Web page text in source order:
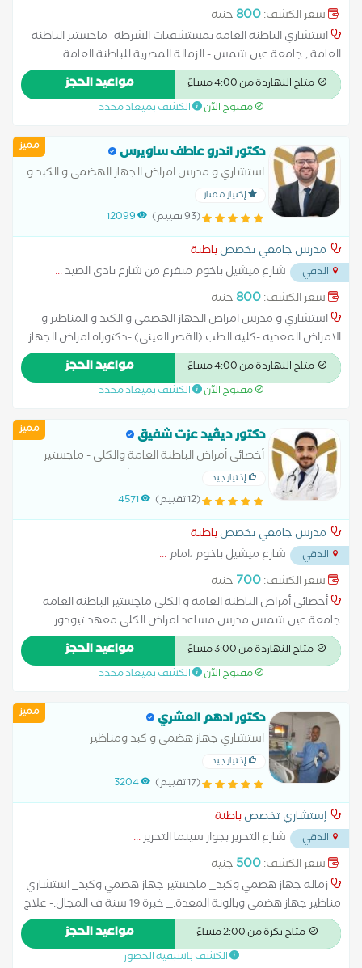
سعر الكشف:800جنيه
استشاري الباطنة العامة بمستشفيات الشرطة- ماجستير الباطنة
العامة , جامعة عين شمس - الزمالة المصرية للباطنة العامة.
متاح النهاردة من 4:00 مساءً مواعيد الحجز
مفتوح الآن الكشف بميعاد محدد
مميز دكتور اندرو عاطف ساويرس
استشاري و مدرس امراض الجهاز الهضمى و الكبد و
المناظير و الامراض المعديه وفحص الموجات
الصوتيه البطن (سونار) الامعاء -كليه الطب (القصر
العينى).
إختيار ممتاز
(93 تقييم) 12099
مدرس جامعي تخصصباطنة
الدقي شارع ميشيل باخوم متفرع من شارع نادى الصيد...
سعر الكشف:800جنيه
استشاري و مدرس امراض الجهاز الهضمى و الكبد و المناظير و
الامراض المعديه -كليه الطب (القصر العينى) -دكتوراه امراض الجهاز
الهضمي و المناظير و الكبد -عضو فريق زراعة الكبد بالقصر العيني -
عضو فريق التوعيه لمرضى نقص المناعه المكتسب (HIV) -منسق
وحدة امراض الدهني بكلة الطب القصر العيني
متاح النهاردة من 4:00 مساءً مواعيد الحجز
مفتوح الآن الكشف بميعاد محدد
مميز دكتور ديڤيد عزت شفيق
أخصائي أمراض الباطنة العامة والكلى - ماجستير
الباطنة العامة - جامعة عين شمس - مدرس
مساعد امراض الكلى -معهد تيودور بلهارس
إختيار جيد
(12 تقييم) 4571
مدرس جامعي تخصصباطنة
الدقي شارع ميشيل باخوم ،امام...
سعر الكشف:700 جنيه
أخصائى أمراض الباطنة العامة و الكلى ماچستير الباطنة العامة -
جامعة عين شمس مدرس مساعد امراض الكلى معهد تيودور
بلهارس متابعة حالات القصور الكلوى الحاد و المزمن متابعة مرضى
غسيل الكلى متابعة حالات السكر و قصور ضغط الدم
متاح النهاردة من 3:00 مساءً مواعيد الحجز
مفتوح الآن الكشف بميعاد محدد
مميز دكتور ادهم العشري
استشاري جهاز هضمي و كبد ومناظير
إختيار جيد
(17 تقييم) 3204
إستشاري تخصصباطنة
الدقي شارع التحرير بجوار سينما التحرير...
سعر الكشف:500 جنيه
زمالة جهاز هضمي وكبد_ ماجستير جهاز هضمي وكبد_ استشاري
مناظير جهاز هضمي وبالونة المعدة._ خبرة 19 سنة ف المجال.- علاج
امراض السكر والضغط والامراض المناعية والامراض المستعصية.
تركيب انبوبة التغذية المعدية PEG
متاح بكرة من 2:00 مساءً مواعيد الحجز
الكشف باسبقية الحضور